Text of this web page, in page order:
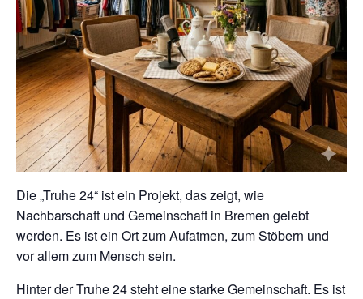
Die „Truhe 24“ ist ein Projekt, das zeigt, wie
Nachbarschaft und Gemeinschaft in Bremen gelebt
werden. Es ist ein Ort zum Aufatmen, zum Stöbern und
vor allem zum Mensch sein.
Hinter der Truhe 24 steht eine starke Gemeinschaft. Es ist